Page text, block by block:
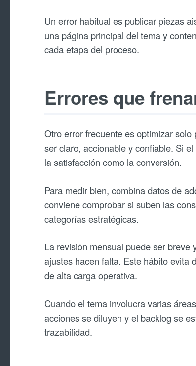
Un error habitual es publicar piezas
una página principal del tema y
cada etapa del proceso.
Errores que
Otro error frecuente es optimizar
ser claro, accionable y confiable. Si
la satisfacción como la conversión.
Para medir bien, combina datos de
conviene comprobar si suben las
categorías estratégicas.
La revisión mensual puede ser
ajustes hacen falta. Este hábito evita
de alta carga operativa.
Cuando el tema involucra varias
acciones se diluyen y el backlog se
trazabilidad.